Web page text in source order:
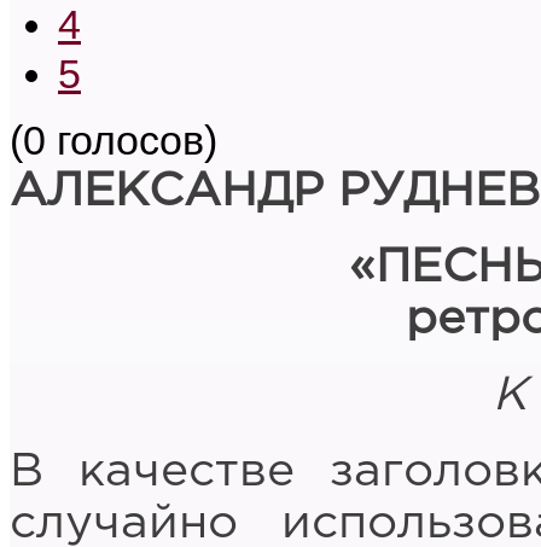
4
5
(0 голосов)
АЛЕКСАНДР РУДНЕВ
К
В качестве
случайно